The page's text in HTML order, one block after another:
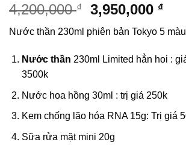
4,200,000₫
Giá
gốc
là:
4,200,000 ₫.
3,950,000 ₫Giá
hiện
tại
là:
Nước thần 230ml phiên bản Tokyo 5
Nước thần 230ml Limited hẳn hoi :
3500k
Nước hoa hồng 30ml : trị giá 250k
Kem chống lão hóa RNA 15g: Trị giá
Sữa rửa mặt mini 20g